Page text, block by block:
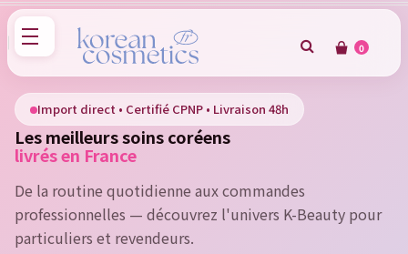
0
Import direct • Certifié CPNP • Livraison 48h
Les meilleurs soins coréens
livrés en France
De la routine quotidienne aux commandes
professionnelles — découvrez l'univers K-Beauty pour
particuliers et revendeurs.
Sign in
You need to be logged in to save products in your wish
list.
Cancel